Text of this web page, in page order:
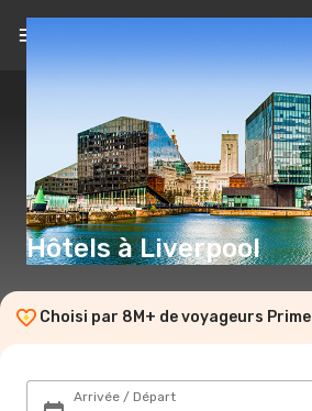
Hôtels à Liverpool
Choisi par 8M+ de voyageurs Prime
Arrivée / Départ